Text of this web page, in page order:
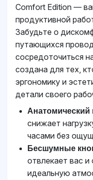
Comfort Edition —
продуктивной
Забудьте о
путающихся
сосредоточиться
создана для тех,
эргономику и
детали своего
Анатомический
снижает
часами без
Бесшумные
отвлекает вас
идеальную